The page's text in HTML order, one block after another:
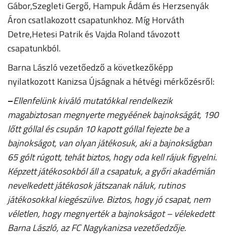
Gábor,Szegleti Gergő, Hampuk Ádám és Herzsenyák
Áron csatlakozott csapatunkhoz. Míg Horváth
Detre,Hetesi Patrik és Vajda Roland távozott
csapatunkból.
Barna László vezetőedző a következőképp
nyilatkozott Kanizsa Újságnak a hétvégi mérkőzésről:
–Ellenfelünk kiváló mutatókkal rendelkezik
magabiztosan megnyerte megyéének bajnokságát, 190
lőtt góllal és csupán 10 kapott góllal fejezte be a
bajnokságot, van olyan játékosuk, aki a bajnokságban
65 gólt rúgott, tehát biztos, hogy oda kell rájuk figyelni.
Képzett játékosokból áll a csapatuk, a győri akadémián
nevelkedett játékosok játszanak náluk, rutinos
játékosokkal kiegészülve. Biztos, hogy jó csapat, nem
véletlen, hogy megnyerték a bajnokságot – vélekedett
Barna László, az FC Nagykanizsa vezetőedzője.